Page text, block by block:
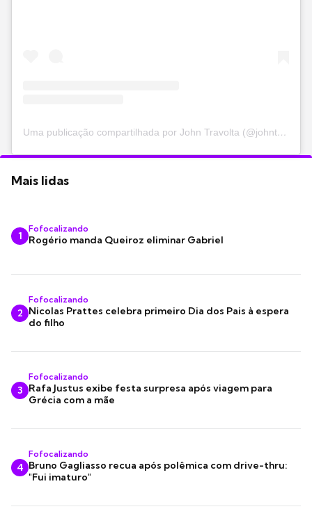
Uma publicação compartilhada por John Travolta (@johntravolta)
Mais lidas
1
Fofocalizando
Rogério manda Queiroz eliminar Gabriel
2
Fofocalizando
Nicolas Prattes celebra primeiro Dia dos Pais à espera
do filho
3
Fofocalizando
Rafa Justus exibe festa surpresa após viagem para
Grécia com a mãe
4
Fofocalizando
Bruno Gagliasso recua após polêmica com drive-thru:
"Fui imaturo"